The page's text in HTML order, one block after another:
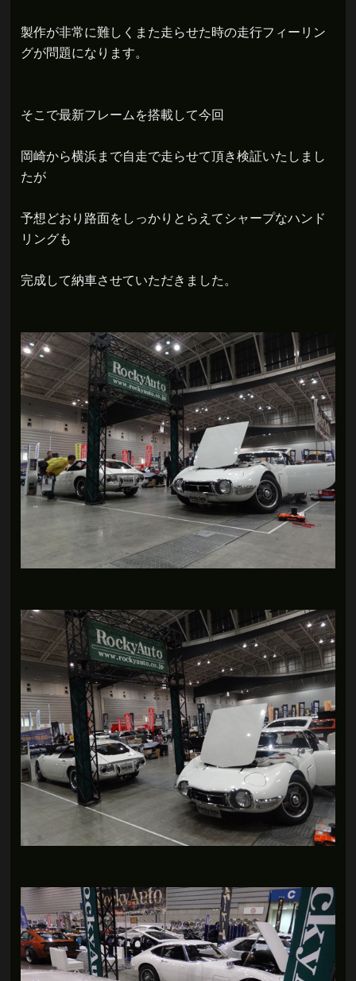
製作が非常に難しくまた走らせた時の走行フィーリン
グが問題になります。
そこで最新フレームを搭載して今回
岡崎から横浜まで自走で走らせて頂き検証いたしまし
たが
予想どおり路面をしっかりとらえてシャープなハンド
リングも
完成して納車させていただきました。